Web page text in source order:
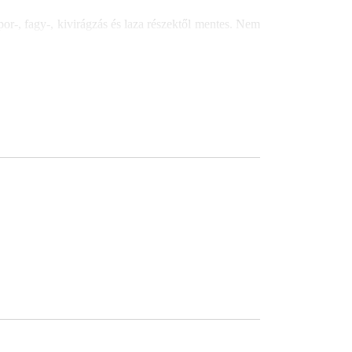
, fagy-, kivirágzás és laza részektől mentes. Nem
egy második réteg felhordása szükséges (friss a